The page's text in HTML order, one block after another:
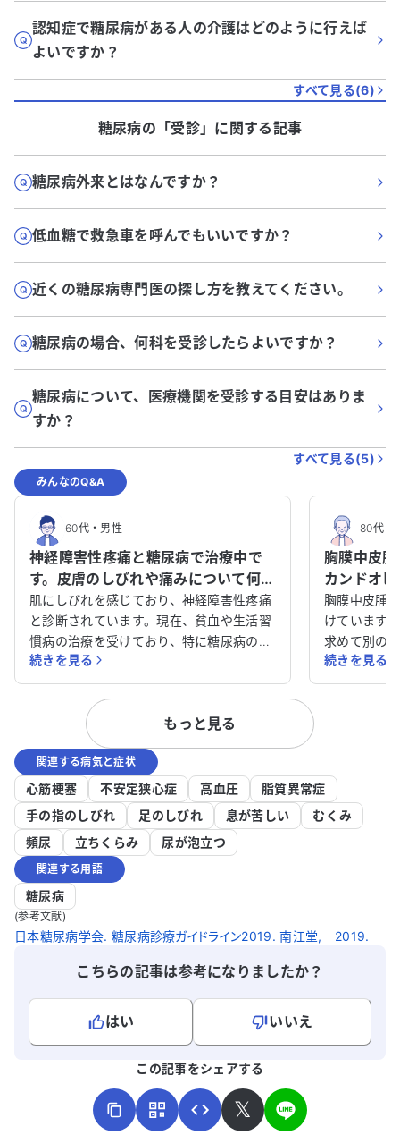
認知症で糖尿病がある人の介護はどのように行えば
よいですか？
すべて見る(6)
糖尿病の「受診」に関する記事
糖尿病外来とはなんですか？
低血糖で救急車を呼んでもいいですか？
近くの糖尿病専門医の探し方を教えてください。
糖尿病の場合、何科を受診したらよいですか？
糖尿病について、医療機関を受診する目安はありま
すか？
すべて見る(5)
みんなのQ&A
60代・男性
神経障害性疼痛と糖尿病で治療中で
す。皮膚のしびれや痛みについて何科
を受診すべきか教えてください。
肌にしびれを感じており、神経障害性疼痛
と診断されています。現在、貧血や生活習
慣病の治療を受けており、特に糖尿病の治
療を続けています。皮膚のしびれや痛み、
ほてりが半年以上改善せず、非常に困って
います。アレルギーはありません。 この症
状に対して、どの科を受診すべきか迷って
います。皮膚のしびれや痛みが続く原因を
詳しく知りたいですし、適切な治療法があ
れば教えていただきたいです。どのように
対処すれば良いのか、アドバイスをいただ
けると助かります。
続きを見る
80代・
胸膜中皮
カンドオ
談させて
胸膜中皮腫
けています
求めて別の
が、体力が
らの治療方針
イスをいた
続きを見る
もっと見る
関連する病気と症状
心筋梗塞 不安定狭心症 高血圧
脂質異常症
手の指のしびれ
足のしびれ 息が苦しい
むくみ
頻尿
立ちくらみ 尿が泡立つ
関連する用語
糖尿病
(参考文献)
日本糖尿病学会. 糖尿病診療ガイドライン2019. 南江堂, 2019.
こちらの記事は参考になりましたか？
はい
いいえ
この記事をシェアする
𝕏